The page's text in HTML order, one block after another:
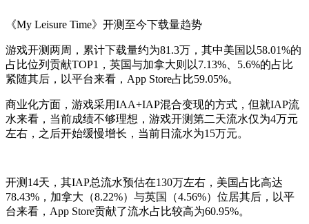
《My Leisure Time》开测至今下载量趋势
游戏开测两周，累计下载量约为81.3万，其中美国以58.01%的
占比位列贡献TOP1，英国与加拿大则以7.13%、5.6%的占比
紧随其后，以平台来看，App Store占比59.05%。
商业化方面，游戏采用IAA+IAP混合变现的方式，但就IAP流
水来看，当前成绩不够理想，游戏开测第二天流水仅为4万元
左右，之后开始缓慢增长，当前日流水为15万元。
开测14天，其IAP总流水预估在130万左右，美国占比高达
78.43%，加拿大（8.22%）与英国（4.56%）位居其后，以平
台来看，App Store贡献了流水占比较高为60.95%。